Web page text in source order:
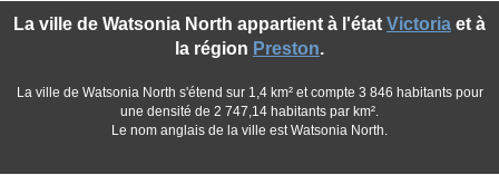
La ville de Watsonia North appartient à l'état Victoria et à
la région Preston.
La ville de Watsonia North s'étend sur 1,4 km² et compte 3 846 habitants pour
une densité de 2 747,14 habitants par km².
Le nom anglais de la ville est Watsonia North.